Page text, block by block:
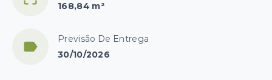
168,84 m²
Previsão De Entrega
30/10/2026